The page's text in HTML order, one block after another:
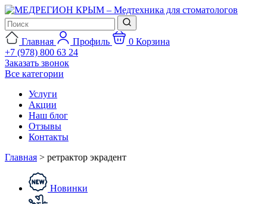
Главная Профиль 0 Корзина
+7 (978) 800 63 24
Заказать звонок
Все категории
Услуги
Акции
Наш блог
Отзывы
Контакты
Главная > ретрактор экрадент
Новинки